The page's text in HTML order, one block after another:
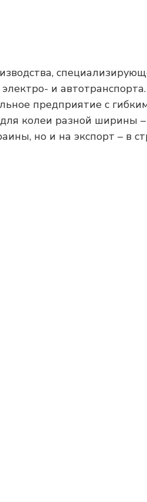
и автотранспорта.
предприятие с
колеи разной ширины –
но и на экспорт – в